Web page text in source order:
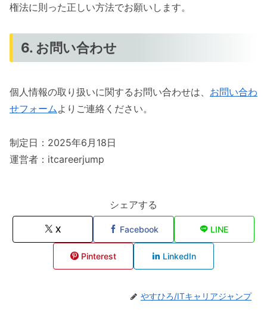
権法に則った正しい方法でお願いします。
6. お問い合わせ
個人情報の取り扱いに関するお問い合わせは、 お問い合わ
せフォームよりご連絡ください。
制定日：2025年6月18日
運営者：itcareerjump
シェアする
X Facebook LINE
Pinterest LinkedIn
やすひろ/ITキャリアジャンプ